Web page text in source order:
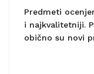
Predmeti
i najkvalitetniji.
obično su novi